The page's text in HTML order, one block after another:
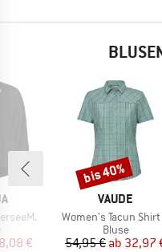
Preis
€
MARKE
VAUDE
Artikel
Women's Tacun
Bluse
Preis
54,95 € ab 32,97
Rabatt
bis 40%